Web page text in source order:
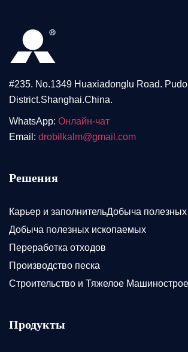
#235. No.1349 Huaxiadonglu Road.
District.Shanghai.China.
WhatsApp: Онлайн-чат
Email: drobilkalm@gmail.com
Решения
Карьер и заполнительДобыча
Добыча полезных ископаемых
Переработка отходов
Производство песка
Строительство и Тяжелое
Продукты